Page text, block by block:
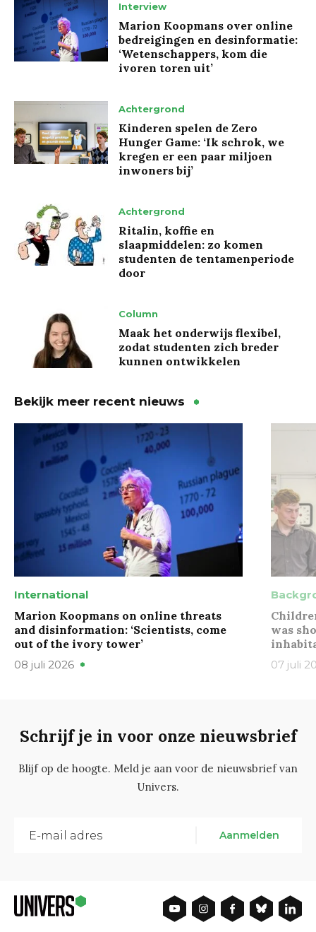
Interview
Marion Koopmans over online
bedreigingen en desinformatie:
‘Wetenschappers, kom die
ivoren toren uit’
Achtergrond
Kinderen spelen de Zero
Hunger Game: ‘Ik schrok, we
kregen er een paar miljoen
inwoners bij’
Achtergrond
Ritalin, koffie en
slaapmiddelen: zo komen
studenten de tentamenperiode
door
Column
Maak het onderwijs flexibel,
zodat studenten zich breder
kunnen ontwikkelen
Bekijk meer recent nieuws
International
Marion Koopmans on online threats
and disinformation: ‘Scientists, come
out of the ivory tower’
08 juli 2026
was
07 juli
Schrijf je in voor onze nieuwsbrief
Blijf op de hoogte. Meld je aan voor de nieuwsbrief van
Univers.
Aanmelden